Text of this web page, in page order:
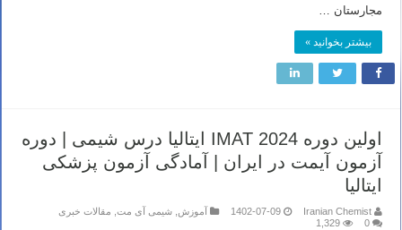
مجارستان …
بیشتر بخوانید »
اولین دوره IMAT 2024 ایتالیا درس شیمی | دوره
آزمون آیمت در ایران | آمادگی آزمون پزشکی
ایتالیا
Iranian Chemist
1402-07-09 آموزش شیمی آی مت, مقالات خبری
0
1,329